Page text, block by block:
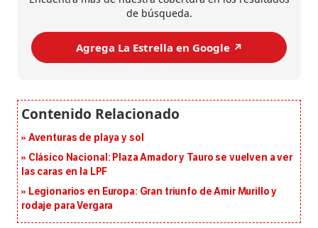
de búsqueda.
Agrega La Estrella en Google ↗️
Aventuras de playa y sol
Clásico Nacional: Plaza Amador y Tauro se vuelven a ver
las caras en la LPF
Legionarios en Europa: Gran triunfo de Amir Murillo y
rodaje para Vergara